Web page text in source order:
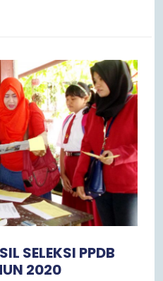
SELEKSI PPDB
2020